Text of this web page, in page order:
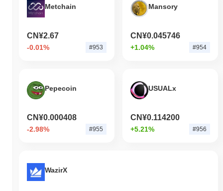
Metchain
CN¥2.67
-0.01% #953
Mansory
CN¥0.045746
+1.04% #954
Pepecoin
CN¥0.000408
-2.98% #955
USUALx
CN¥0.114200
+5.21% #956
WazirX